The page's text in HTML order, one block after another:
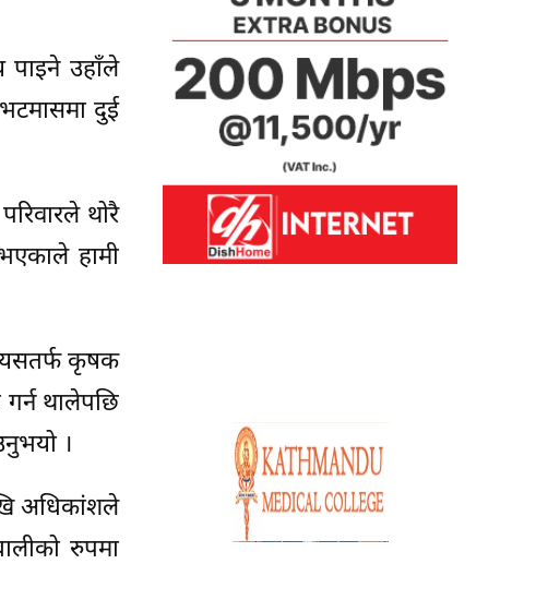
पाइने उहाँले
दुई
थोरै
हामी
यसतर्फ कृषक
थालेपछि
।
अधिकांशले
रुपमा